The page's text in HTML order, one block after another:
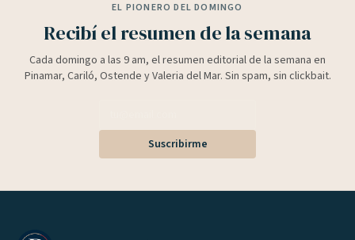
EL PIONERO DEL DOMINGO
Recibí el resumen de la semana
Cada domingo a las 9 am, el resumen editorial de la semana en
Pinamar, Cariló, Ostende y Valeria del Mar. Sin spam, sin clickbait.
Suscribirme